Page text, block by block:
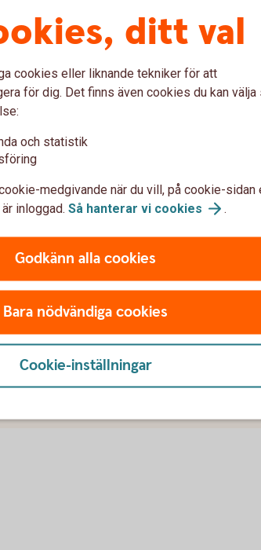
för Funktioner, prestanda och statistik.
ditt val
cookies eller liknande tekniker för att
för dig. Det finns även cookies du kan välja
och statistik
medgivande när du vill, på cookie-sidan
inloggad. Så hanterar vi cookies .
Godkänn alla cookies
Bara nödvändiga cookies
Cookie-inställningar